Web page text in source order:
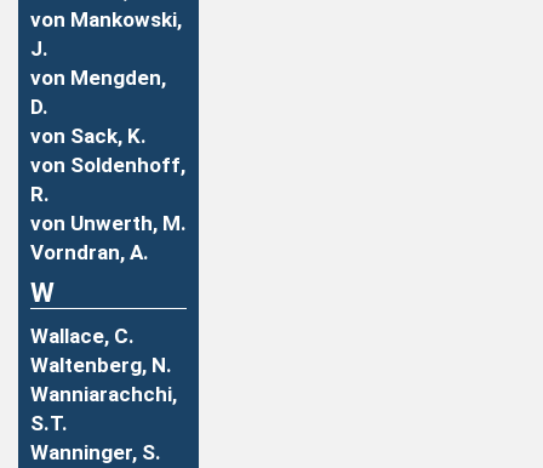
von Mankowski,
J.
von Mengden,
D.
von Sack, K.
von Soldenhoff,
R.
von Unwerth, M.
Vorndran, A.
W
Wallace, C.
Waltenberg, N.
Wanniarachchi,
S.T.
Wanninger, S.